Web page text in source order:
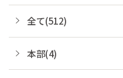
全て(512)
本部(4)